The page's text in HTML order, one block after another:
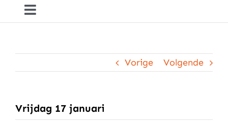
Toggle
Lessen
Arrangementen
Vorige Volgende
Vrijdag 17 januari